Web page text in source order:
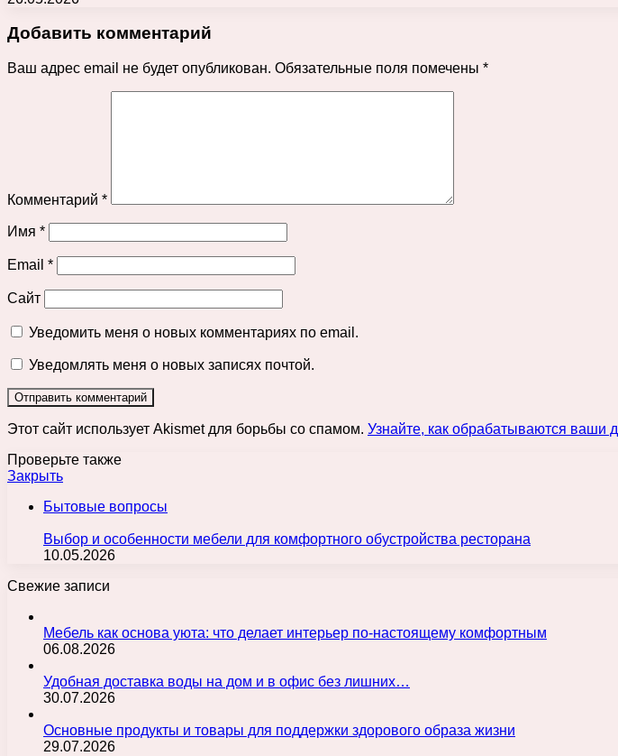
Добавить комментарий
Ваш адрес email не будет опубликован. Обязательные поля помечены *
Комментарий *
Имя *
Email *
Сайт
Уведомить меня о новых комментариях по email.
Уведомлять меня о новых записях почтой.
Этот сайт использует Akismet для борьбы со спамом. Узнайте, как обрабатываются ваши
Проверьте также
Закрыть
Бытовые вопросы
Выбор и особенности мебели для комфортного обустройства ресторана
10.05.2026
Свежие записи
Мебель как основа уюта: что делает интерьер по-настоящему комфортным
06.08.2026
Удобная доставка воды на дом и в офис без лишних…
30.07.2026
Основные продукты и товары для поддержки здорового образа жизни
29.07.2026